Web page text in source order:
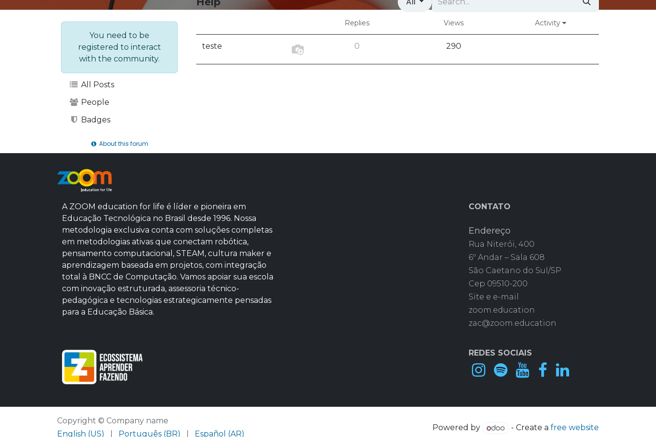
You need to be
registered to interact
with the community.
All Posts
People
Badges
About this forum
Replies Views Activity
teste 0 290
A ZOOM education for life é líder e pioneira em
Educação Tecnológica no Brasil desde 1996. Nossa
metodologia exclusiva conta com soluções completas
em metodologias ativas que conectam robótica,
pensamento computacional, STEAM, cultura maker e
aprendizagem baseada em projetos, com integração
total à BNCC de Computação. Vamos apoiar sua escola
com inovação estruturada, assessoria técnico-
pedagógica e tecnologias estrategicamente pensadas
para a Educação Básica.
CONTATO
Endereço
Rua Niterói, 400
6º Andar – Sala 608
São Caetano do Sul/SP
Cep 09510-200
Site e e-mail
zoom.education
zac@zoom.education
REDES SOCIAIS
Copyright © Company name
English (US)
Português (BR) Español (AR)
Powered by - Create a free website